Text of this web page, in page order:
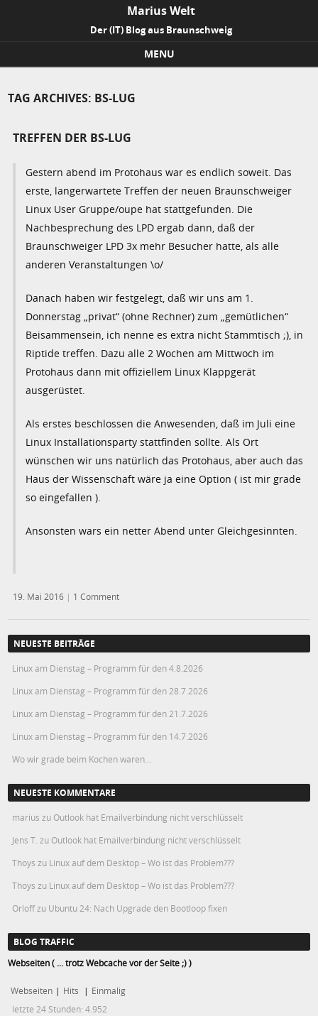
Marius Welt
Der (IT) Blog aus Braunschweig
MENU
TAG ARCHIVES: BS-LUG
TREFFEN DER BS-LUG
Gestern abend im Protohaus war es endlich soweit. Das
erste, langerwartete Treffen der neuen Braunschweiger
Linux User Gruppe/oupe hat stattgefunden. Die
Nachbesprechung des LPD ergab dann, daß der
Braunschweiger LPD 3x mehr Besucher hatte, als alle
anderen Veranstaltungen \o/
Danach haben wir festgelegt, daß wir uns am 1.
Donnerstag „privat“ (ohne Rechner) zum „gemütlichen“
Beisammensein, ich nenne es extra nicht Stammtisch ;), in
Riptide treffen. Dazu alle 2 Wochen am Mittwoch im
Protohaus dann mit offiziellem Linux Klappgerät
ausgerüstet.
Als erstes beschlossen die Anwesenden, daß im Juli eine
Linux Installationsparty stattfinden sollte. Als Ort
wünschen wir uns natürlich das Protohaus, aber auch das
Haus der Wissenschaft wäre ja eine Option ( ist mir grade
so eingefallen ).
Ansonsten wars ein netter Abend unter Gleichgesinnten.
19. Mai 2016 | 1 Comment
NEUESTE BEITRÄGE
Linux am Dienstag – Programm für den 4.8.2026
Linux am Dienstag – Programm für den 28.7.2026
Linux am Dienstag – Programm für den 21.7.2026
Linux am Dienstag – Programm für den 14.7.2026
Wo wir grade beim Kochen waren…
NEUESTE KOMMENTARE
marius zu Outlook hat Emailverbindung nicht verschlüsselt
Jens T. zu Outlook hat Emailverbindung nicht verschlüsselt
Thoys zu Linux auf dem Desktop – Wo ist das Problem???
Thoys zu Linux auf dem Desktop – Wo ist das Problem???
Orloffzu Ubuntu 24: Nach Upgrade den Bootloop fixen
BLOG TRAFFIC
Webseiten ( ... trotz Webcache vor der Seite ;) )
Webseiten | Hits | Einmalig
letzte 24 Stunden:4.952